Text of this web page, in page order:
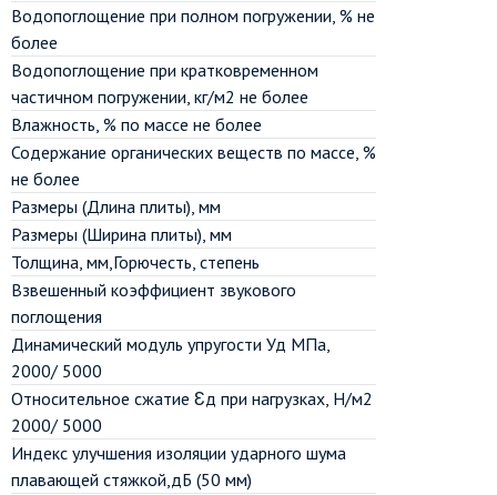
Водопоглощение при полном погружении, % не
более
Водопоглощение при кратковременном
частичном погружении, кг/м2 не более
Влажность, % по массе не более
Содержание органических веществ по массе, %
не более
Размеры (Длина плиты), мм
Размеры (Ширина плиты), мм
Толщина, мм,Горючесть, степень
Взвешенный коэффициент звукового
поглощения
Динамический модуль упругости Уд МПа,
2000/ 5000
Относительное сжатие Ɛд при нагрузках, Н/м2
2000/ 5000
Индекс улучшения изоляции ударного шума
плавающей стяжкой,дБ (50 мм)